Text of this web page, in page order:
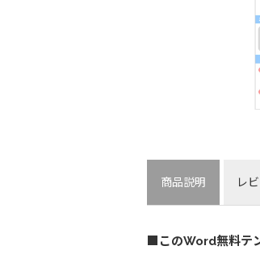
商品説明 レ
■このWord無料テ